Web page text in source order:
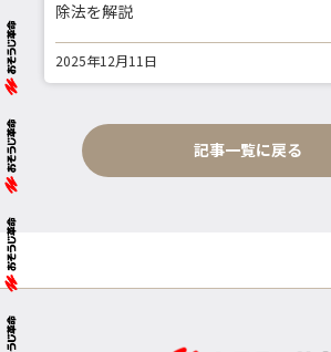
除法を解説
2025年12月11日
記事一覧に戻る